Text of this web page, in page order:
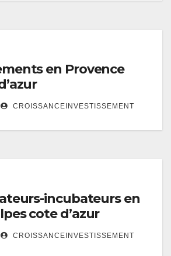
en Provence
CROISSANCEINVESTISSEMENT
incubateurs en
cote d’azur
CROISSANCEINVESTISSEMENT